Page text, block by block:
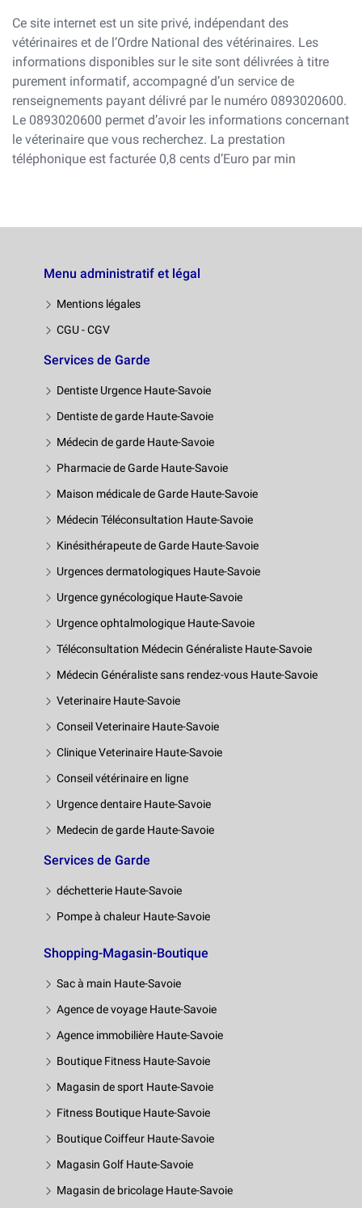
Ce site internet est un site privé, indépendant des
vétérinaires et de l’Ordre National des vétérinaires. Les
informations disponibles sur le site sont délivrées à titre
purement informatif, accompagné d’un service de
renseignements payant délivré par le numéro 0893020600.
Le 0893020600 permet d’avoir les informations concernant
le véterinaire que vous recherchez. La prestation
téléphonique est facturée 0,8 cents d’Euro par min
Menu administratif et légal
Mentions légales
CGU - CGV
Services de Garde
Dentiste Urgence Haute-Savoie
Dentiste de garde Haute-Savoie
Médecin de garde Haute-Savoie
Pharmacie de Garde Haute-Savoie
Maison médicale de Garde Haute-Savoie
Médecin Téléconsultation Haute-Savoie
Kinésithérapeute de Garde Haute-Savoie
Urgences dermatologiques Haute-Savoie
Urgence gynécologique Haute-Savoie
Urgence ophtalmologique Haute-Savoie
Téléconsultation Médecin Généraliste Haute-Savoie
Médecin Généraliste sans rendez-vous Haute-Savoie
Veterinaire Haute-Savoie
Conseil Veterinaire Haute-Savoie
Clinique Veterinaire Haute-Savoie
Conseil vétérinaire en ligne
Urgence dentaire Haute-Savoie
Medecin de garde Haute-Savoie
Services de Garde
déchetterie Haute-Savoie
Pompe à chaleur Haute-Savoie
Shopping-Magasin-Boutique
Sac à main Haute-Savoie
Agence de voyage Haute-Savoie
Agence immobilière Haute-Savoie
Boutique Fitness Haute-Savoie
Magasin de sport Haute-Savoie
Fitness Boutique Haute-Savoie
Boutique Coiffeur Haute-Savoie
Magasin Golf Haute-Savoie
Magasin de bricolage Haute-Savoie